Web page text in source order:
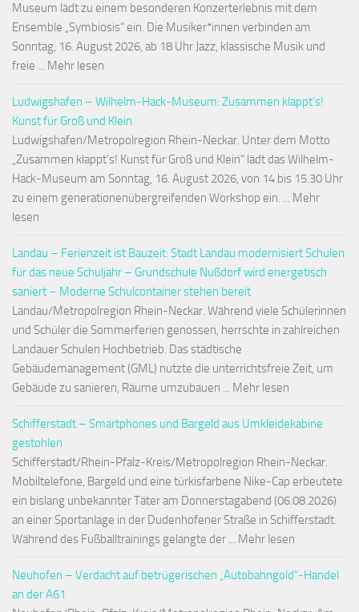
Museum lädt zu einem besonderen Konzerterlebnis mit dem
Ensemble „Symbiosis“ ein. Die Musiker*innen verbinden am
Sonntag, 16. August 2026, ab 18 Uhr Jazz, klassische Musik und
freie ... Mehr lesen
Ludwigshafen – Wilhelm-Hack-Museum: Zusammen klappt’s!
Kunst für Groß und Klein
Ludwigshafen/Metropolregion Rhein-Neckar. Unter dem Motto
„Zusammen klappt’s! Kunst für Groß und Klein“ lädt das Wilhelm-
Hack-Museum am Sonntag, 16. August 2026, von 14 bis 15.30 Uhr
zu einem generationenübergreifenden Workshop ein. ... Mehr
lesen
Landau – Ferienzeit ist Bauzeit: Stadt Landau modernisiert Schulen
für das neue Schuljahr – Grundschule Nußdorf wird energetisch
saniert – Moderne Schulcontainer stehen bereit
Landau/Metropolregion Rhein-Neckar. Während viele Schülerinnen
und Schüler die Sommerferien genossen, herrschte in zahlreichen
Landauer Schulen Hochbetrieb. Das städtische
Gebäudemanagement (GML) nutzte die unterrichtsfreie Zeit, um
Gebäude zu sanieren, Räume umzubauen ... Mehr lesen
Schifferstadt – Smartphones und Bargeld aus Umkleidekabine
gestohlen
Schifferstadt/Rhein-Pfalz-Kreis/Metropolregion Rhein-Neckar.
Mobiltelefone, Bargeld und eine türkisfarbene Nike-Cap erbeutete
ein bislang unbekannter Täter am Donnerstagabend (06.08.2026)
an einer Sportanlage in der Dudenhofener Straße in Schifferstadt.
Während des Fußballtrainings gelangte der ... Mehr lesen
Neuhofen – Verdacht auf betrügerischen „Autobahngold“-Handel
an der A61